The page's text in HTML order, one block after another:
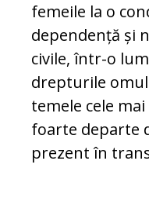
femeile la o
dependență și
civile, într-o
drepturile
temele cele
foarte departe
prezent în